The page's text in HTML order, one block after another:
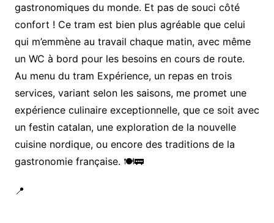
gastronomiques du monde. Et pas de souci côté
confort ! Ce tram est bien plus agréable que celui
qui m’emmène au travail chaque matin, avec même
un WC à bord pour les besoins en cours de route.
Au menu du tram Expérience, un repas en trois
services, variant selon les saisons, me promet une
expérience culinaire exceptionnelle, que ce soit avec
un festin catalan, une exploration de la nouvelle
cuisine nordique, ou encore des traditions de la
gastronomie française. 🍽️🚃
📍